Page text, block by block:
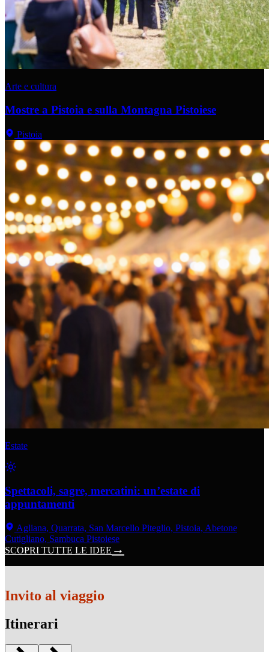
Arte e cultura
Mostre a Pistoia e sulla Montagna Pistoiese
Pistoia
Estate
Spettacoli, sagre, mercatini: un’estate di
appuntamenti
Agliana, Quarrata, San Marcello Piteglio, Pistoia, Abetone
Cutigliano, Sambuca Pistoiese
SCOPRI TUTTE LE IDEE
Invito al viaggio
Itinerari